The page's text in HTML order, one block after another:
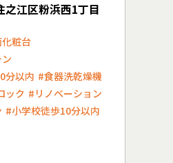
之江区粉浜西1丁目
粧台
分以内 #食器洗乾燥機
ック #リノベーション
#小学校徒歩10分以内